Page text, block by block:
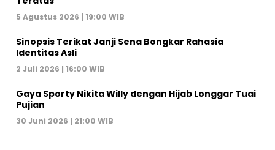
5 Agustus 2026 | 19:00 WIB
Sinopsis Terikat Janji Sena Bongkar Rahasia
Identitas Asli
2 Juli 2026 | 16:00 WIB
Gaya Sporty Nikita Willy dengan Hijab Longgar Tuai
Pujian
30 Juni 2026 | 21:00 WIB